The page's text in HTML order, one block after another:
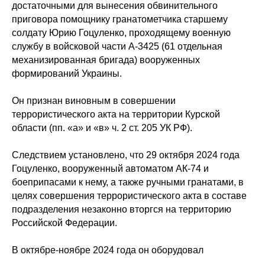
достаточными для вынесения обвинительного
приговора помощнику гранатометчика старшему
солдату Юрию Гоцуленко, проходящему военную
службу в войсковой части А-3425 (61 отдельная
механизированная бригада) вооруженных
формирований Украины.
Он признан виновным в совершении
террористического акта на территории Курской
области (пп. «а» и «в» ч. 2 ст. 205 УК РФ).
Следствием установлено, что 29 октября 2024 года
Гоцуленко, вооруженный автоматом АК-74 и
боеприпасами к нему, а также ручными гранатами, в
целях совершения террористического акта в составе
подразделения незаконно вторгся на территорию
Российской Федерации.
В октябре-ноябре 2024 года он оборудовал